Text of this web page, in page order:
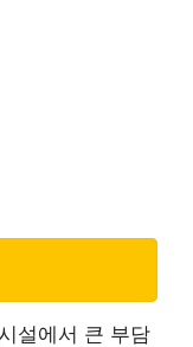
설에서 큰 부담